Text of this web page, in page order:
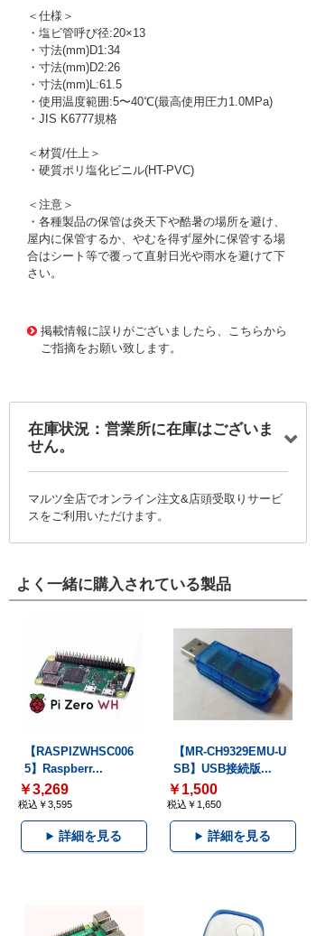
＜仕様＞
・塩ビ管呼び径:20×13
・寸法(mm)D1:34
・寸法(mm)D2:26
・寸法(mm)L:61.5
・使用温度範囲:5〜40℃(最高使用圧力1.0MPa)
・JIS K6777規格
＜材質/仕上＞
・硬質ポリ塩化ビニル(HT-PVC)
＜注意＞
・各種製品の保管は炎天下や酷暑の場所を避け、
屋内に保管するか、やむを得ず屋外に保管する場
合はシート等で覆って直射日光や雨水を避けて下
さい。
掲載情報に誤りがございましたら、こちらから
ご指摘をお願い致します。
在庫状況：営業所に在庫はございま
せん。
マルツ全店でオンライン注文&店頭受取りサービ
スをご利用いただけます。
よく一緒に購入されている製品
【RASPIZWHSC006
5】Raspberr...
￥3,269
税込￥3,595
詳細を見る
【MR-CH9329EMU-U
SB】USB接続版...
￥1,500
税込￥1,650
詳細を見る